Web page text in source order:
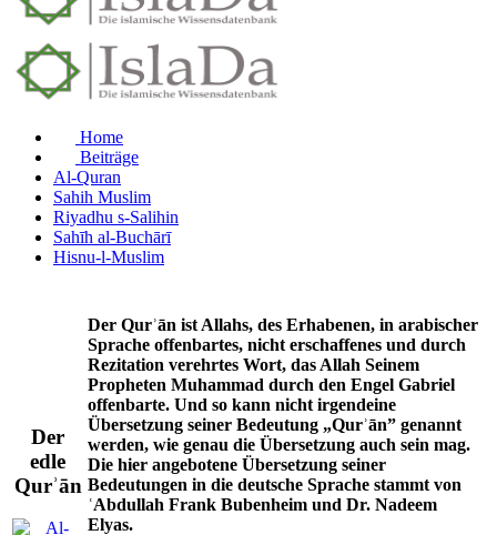
Home
Beiträge
Al-Quran
Sahih Muslim
Riyadhu s-Salihin
Sahīh al-Buchārī
Hisnu-l-Muslim
Der
edle
Qurʾān
Der Qurʾān ist Allahs, des Erhabenen, in arabischer
Sprache offenbartes, nicht erschaffenes und durch
Rezitation verehrtes Wort, das Allah Seinem
Propheten Muhammad durch den Engel Gabriel
offenbarte. Und so kann nicht irgendeine
Übersetzung seiner Bedeutung „Qurʾān” genannt
werden, wie genau die Übersetzung auch sein mag.
Die hier angebotene Übersetzung seiner
Bedeutungen in die deutsche Sprache stammt von
ʿAbdullah Frank Bubenheim und Dr. Nadeem
Elyas.